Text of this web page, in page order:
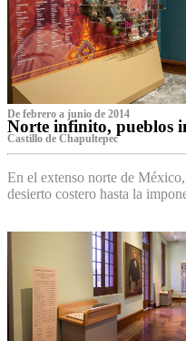
De febrero a junio de 2014
Norte infinito, pueblos
Castillo de Chapultepec
En el extenso norte de
desierto costero hasta la